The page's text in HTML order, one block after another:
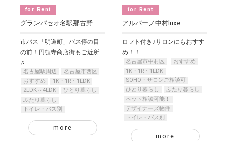
for Rent
グランパセオ名駅那古野
市バス「明道町」バス停の目
の前！円頓寺商店街もご近所
♬
名古屋駅周辺
名古屋市西区
おすすめ
1K・1R・1LDK
2LDK～4LDK
ひとり暮らし
ふたり暮らし
トイレ・バス別
more
for Rent
アルバーノ中村luxe
ロフト付き♪サロンにもおすす
め！！
名古屋市中村区
おすすめ
1K・1R・1LDK
SOHO・サロンご相談可
ひとり暮らし
ふたり暮らし
ペット相談可能！
デザイナーズ物件
トイレ・バス別
more